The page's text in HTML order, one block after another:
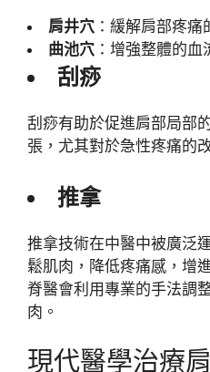
肩井穴 ：緩解肩部疼痛
曲池穴 ：增強整體的血
刮痧
刮痧有助於促進肩部局部
張，尤其對於急性疼痛的
推拿
推拿技術在中醫中被廣泛
鬆肌肉，降低疼痛感，增
脊醫會利用專業的手法調
肉。
現代醫學治療